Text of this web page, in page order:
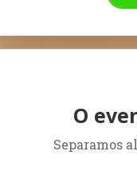
O
Separamos